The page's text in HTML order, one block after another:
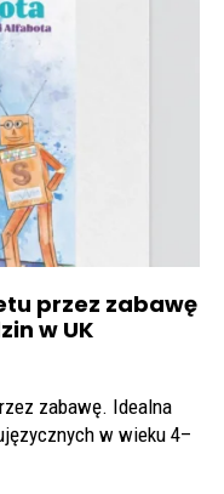
przez zabawę
w UK
zabawę. Idealna
w wieku 4–